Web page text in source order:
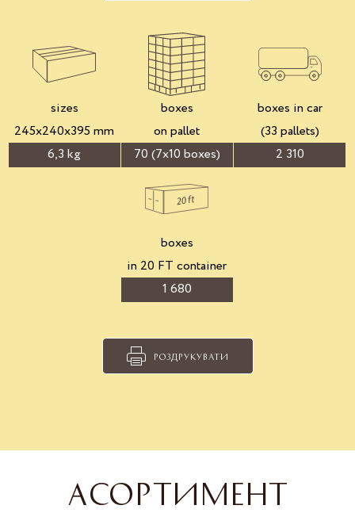
sizes
245x240x395 mm
6,3 kg
boxes
on pallet
70 (7x10 boxes)
boxes in car
(33 pallets)
2 310
boxes
in 20 FT container
1 680
РОЗДРУКУВАТИ
АСОРТИМЕНТ